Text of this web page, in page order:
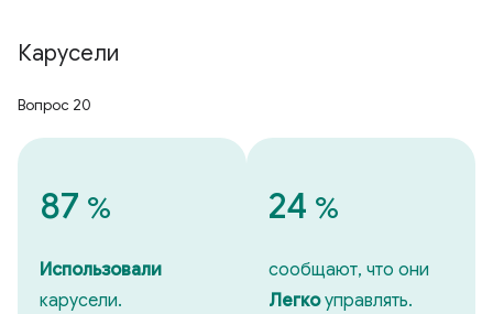
Карусели
Вопрос 20
87 %
Использовали
карусели.
24 %
сообщают, что они
Легкоуправлять.